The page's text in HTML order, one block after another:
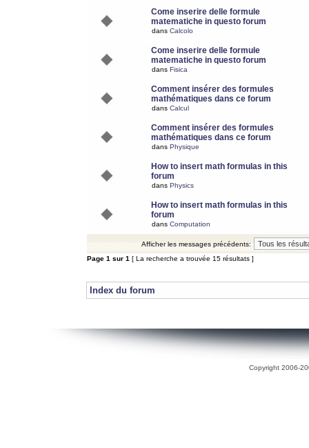
Come inserire delle formule
matematiche in questo forum
dans Calcolo
Come inserire delle formule
matematiche in questo forum
dans Fisica
Comment insérer des formules
mathématiques dans ce forum
dans Calcul
Comment insérer des formules
mathématiques dans ce forum
dans Physique
How to insert math formulas in this
forum
dans Physics
How to insert math formulas in this
forum
dans Computation
Afficher les messages précédents:
Page 1 sur 1 [ La recherche a trouvée 15 résultats ]
Index du forum
Copyright 2006-